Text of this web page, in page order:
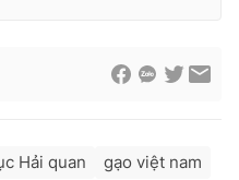
Hải quan gạo việt nam